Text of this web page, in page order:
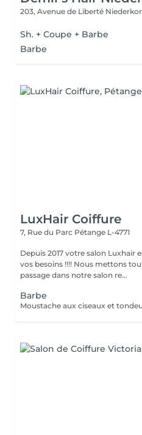
203, Avenue de Liberté
Sh. + Coupe + Barbe
Barbe
LuxHair Coiffure
7, Rue du Parc Pétange L-4771
Depuis 2017 votre salon Luxhair
vos besoins !!!! Nous mettons tout en oeuvre pour que votre
passage dans notre salon re...
Barbe